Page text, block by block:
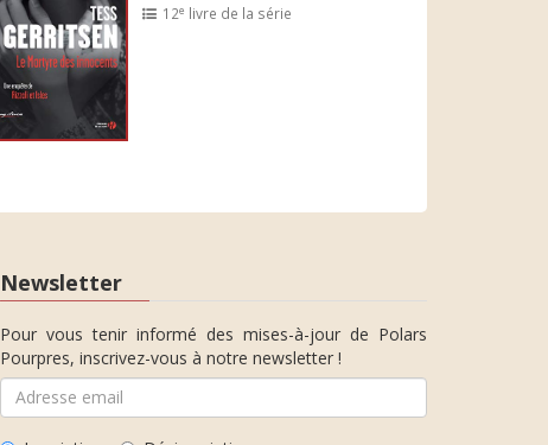
12e livre de la série
Newsletter
Pour vous tenir informé des mises-à-jour de Polars
Pourpres, inscrivez-vous à notre newsletter !